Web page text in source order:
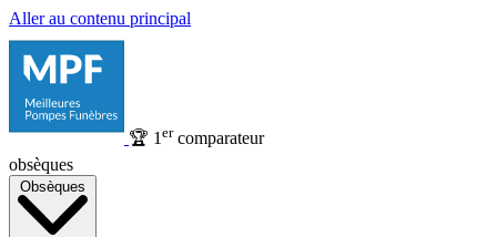
Aller au contenu principal
🏆 1 ercomparateur
obsèques
Obsèques